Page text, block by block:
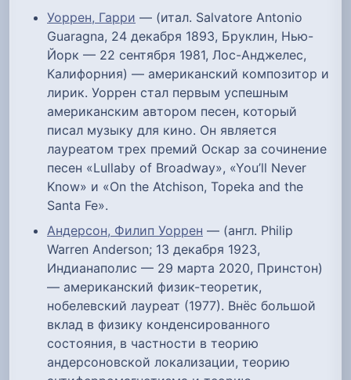
Уоррен, Гарри — (итал. Salvatore Antonio
Guaragna, 24 декабря 1893, Бруклин, Нью-
Йорк — 22 сентября 1981, Лос-Анджелес,
Калифорния) ― американский композитор и
лирик. Уоррен стал первым успешным
американским автором песен, который
писал музыку для кино. Он является
лауреатом трех премий Оскар за сочинение
песен «Lullaby of Broadway», «You’ll Never
Know» и «On the Atchison, Topeka and the
Santa Fe».
Андерсон, Филип Уоррен — (англ. Philip
Warren Anderson; 13 декабря 1923,
Индианаполис — 29 марта 2020, Принстон)
— американский физик-теоретик,
нобелевский лауреат (1977). Внёс большой
вклад в физику конденсированного
состояния, в частности в теорию
андерсоновской локализации, теорию